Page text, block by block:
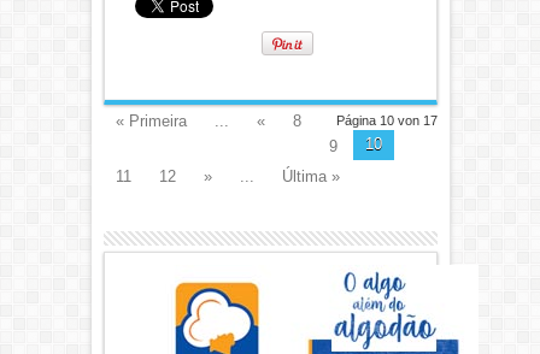
Página 10 von 17
« Primeira ... «
8
9
10
11
12 » ... Última »